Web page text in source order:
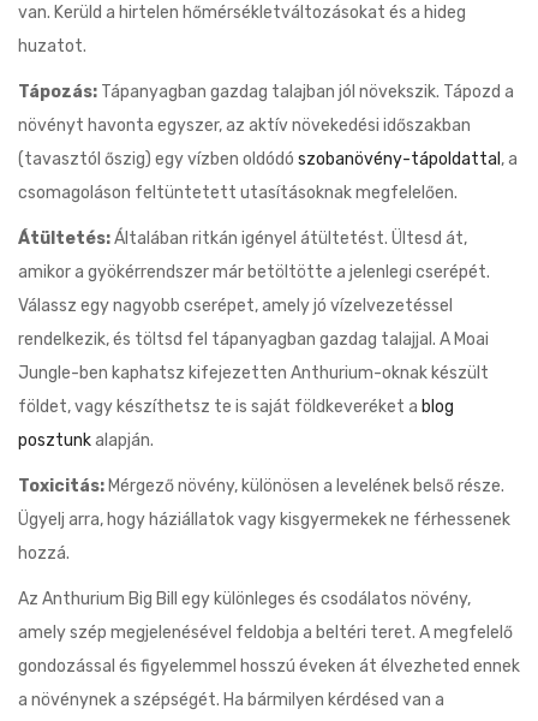
van. Kerüld a hirtelen hőmérsékletváltozásokat és a hideg
huzatot.
Tápozás: Tápanyagban gazdag talajban jól növekszik. Tápozd a
növényt havonta egyszer, az aktív növekedési időszakban
(tavasztól őszig) egy vízben oldódó szobanövény-tápoldattal , a
csomagoláson feltüntetett utasításoknak megfelelően.
Átültetés:Általában ritkán igényel átültetést. Ültesd át,
amikor a gyökérrendszer már betöltötte a jelenlegi cserépét.
Válassz egy nagyobb cserépet, amely jó vízelvezetéssel
rendelkezik, és töltsd fel tápanyagban gazdag talajjal. A Moai
Jungle-ben kaphatsz kifejezetten Anthurium-oknak készült
földet, vagy készíthetsz te is saját földkeveréket a blog
posztunkalapján.
Toxicitás: Mérgező növény, különösen a levelének belső része.
Ügyelj arra, hogy háziállatok vagy kisgyermekek ne férhessenek
hozzá.
Az Anthurium Big Bill egy különleges és csodálatos növény,
amely szép megjelenésével feldobja a beltéri teret. A megfelelő
gondozással és figyelemmel hosszú éveken át élvezheted ennek
a növénynek a szépségét. Ha bármilyen kérdésed van a